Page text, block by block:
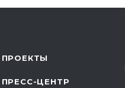
ПРОЕКТЫ
ПРЕСС-ЦЕНТР